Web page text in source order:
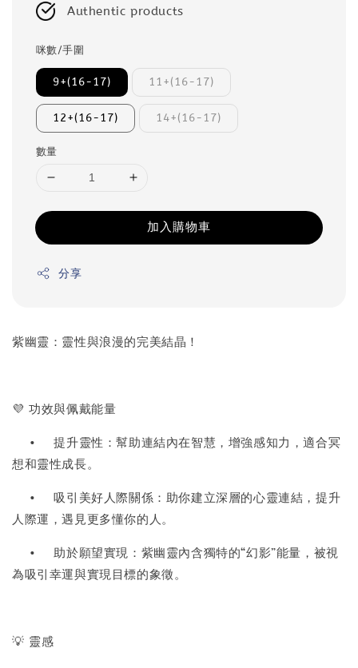
Authentic products
咪數/手圍
9+(16-17) 11+(16-17)
12+(16-17) 14+(16-17)
數量
加入購物車
分享
紫幽靈：靈性與浪漫的完美結晶！
💜 功效與佩戴能量
•
提升靈性：幫助連結內在智慧，增強感知力，適合冥
想和靈性成長。
•
吸引美好人際關係：助你建立深層的心靈連結，提升
人際運，遇見更多懂你的人。
•
助於願望實現：紫幽靈內含獨特的“幻影”能量，被視
為吸引幸運與實現目標的象徵。
💡 靈感